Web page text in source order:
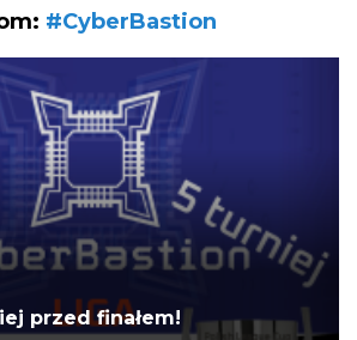
#CyberBastion
przed finałem!